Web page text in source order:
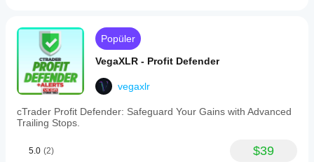
Popüler
VegaXLR - Profit Defender
vegaxlr
cTrader Profit Defender: Safeguard Your Gains with Advanced
Trailing Stops.
5.0 (2) $39